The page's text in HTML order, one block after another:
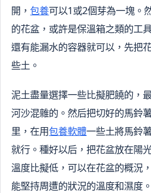
開，包養可以1或2個芽為一塊。
的花盆，或許是保溫箱之類的工
還有能漏水的容器就可以，先把
些土。
泥土盡量選擇一些比擬肥饒的，
河沙混雜的。然后把切好的馬鈴
里，在用包養軟體一些土將馬鈴
就行。種好以后，把花盆放在陽
溫度比擬低，可以在花盆的概況
能堅持周遭的狀況的溫度和濕度